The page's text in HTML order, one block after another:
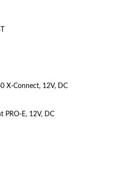
X-Connect, 12V, DC
PRO-E, 12V, DC